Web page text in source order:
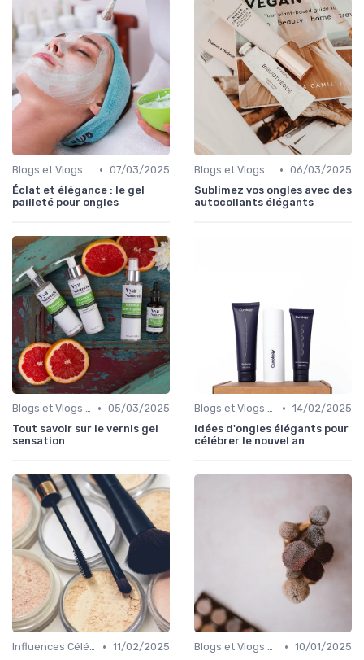
Blogs et Vlogs de Beauté • 07/03/2025
Éclat et élégance : le gel
pailleté pour ongles
Blogs et Vlogs de Beauté • 06/03/2025
Sublimez vos ongles avec des
autocollants élégants
Blogs et Vlogs de Beauté • 05/03/2025
Tout savoir sur le vernis gel
sensation
Blogs et Vlogs de Beauté • 14/02/2025
Idées d'ongles élégants pour
célébrer le nouvel an
Influences Célébrités et Mode • 11/02/2025
Blogs et Vlogs de Beauté • 10/01/2025